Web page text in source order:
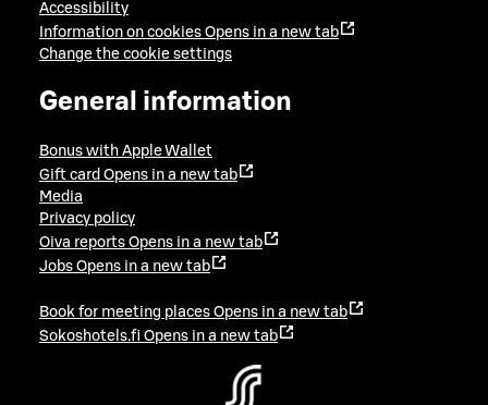
Accessibility
Information on cookies Opens in a new tab
Change the cookie settings
General information
Bonus with Apple Wallet
Gift card Opens in a new tab
Media
Privacy policy
Oiva reports Opens in a new tab
Jobs Opens in a new tab
Book for meeting places Opens in a new tab
Sokoshotels.fi Opens in a new tab